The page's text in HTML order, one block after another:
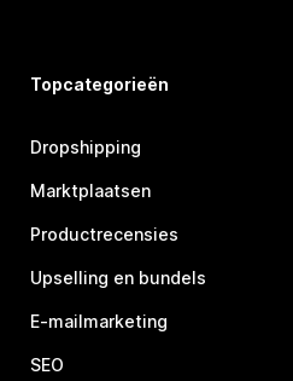
Topcategorieën
Dropshipping
Marktplaatsen
Productrecensies
Upselling en bundels
E-mailmarketing
SEO